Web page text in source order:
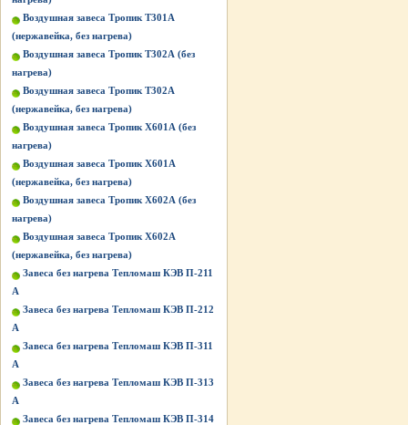
Воздушная завеса Тропик Т301А
(нержавейка, без нагрева)
Воздушная завеса Тропик Т302А (без
нагрева)
Воздушная завеса Тропик Т302А
(нержавейка, без нагрева)
Воздушная завеса Тропик Х601А (без
нагрева)
Воздушная завеса Тропик Х601А
(нержавейка, без нагрева)
Воздушная завеса Тропик Х602А (без
нагрева)
Воздушная завеса Тропик Х602А
(нержавейка, без нагрева)
Завеса без нагрева Тепломаш КЭВ П-211
А
Завеса без нагрева Тепломаш КЭВ П-212
А
Завеса без нагрева Тепломаш КЭВ П-311
А
Завеса без нагрева Тепломаш КЭВ П-313
А
Завеса без нагрева Тепломаш КЭВ П-314